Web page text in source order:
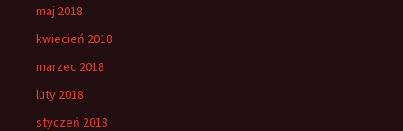
maj 2018
kwiecień 2018
marzec 2018
luty 2018
styczeń 2018